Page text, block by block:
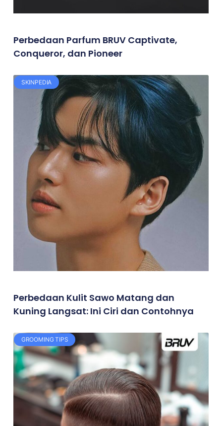
Perbedaan Parfum BRUV Captivate,
Conqueror, dan Pioneer
SKINPEDIA
Perbedaan Kulit Sawo Matang dan
Kuning Langsat: Ini Ciri dan Contohnya
GROOMING TIPS